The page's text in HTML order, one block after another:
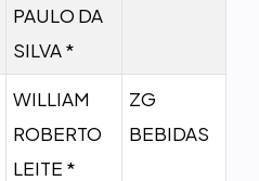
PAULO DA
SILVA *
WILLIAM
ROBERTO
LEITE *
ZG
BEBIDAS